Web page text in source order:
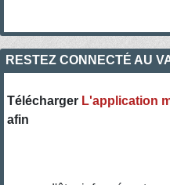
RESTEZ CONNECTÉ AU
Télécharger L'application
afin